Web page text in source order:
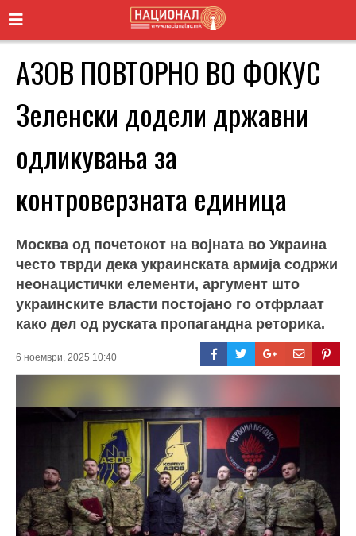
АЗОВ ПОВТОРНО ВО ФОКУС
Зеленски додели државни
одликувања за
контроверзната единица
Москва од почетокот на војната во Украина
често тврди дека украинската армија содржи
неонацистички елементи, аргумент што
украинските власти постојано го отфрлаат
како дел од руската пропагандна реторика.
6 ноември, 2025 10:40